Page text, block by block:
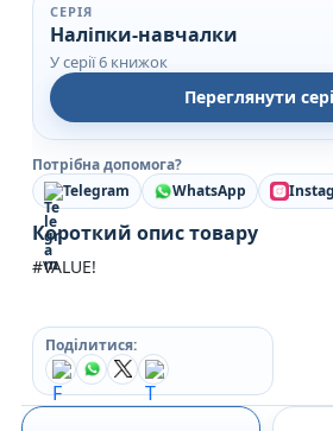
СЕРІЯ
Наліпки-навчалки
У серії 6 книжок
Переглянути
Потрібна допомога?
Telegram
WhatsApp
Короткий опис товару
#VALUE!
Поділитися: